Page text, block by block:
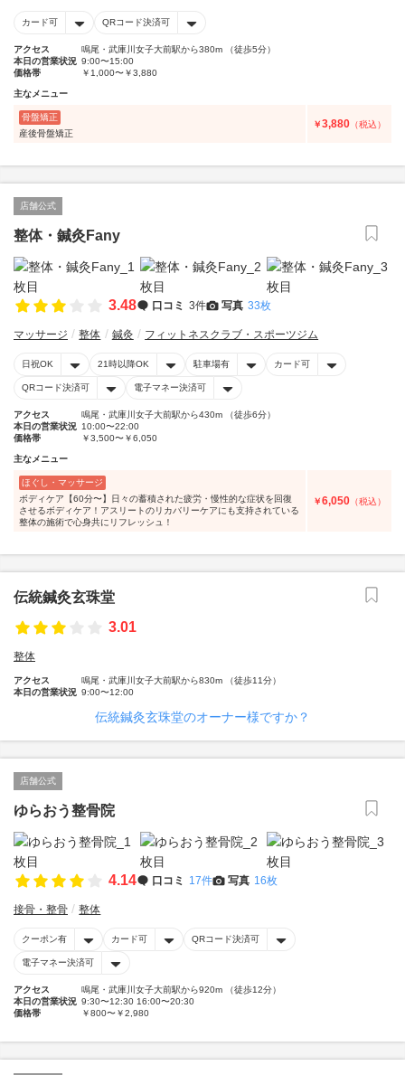
カード可 QRコード決済可
アクセス
鳴尾・武庫川女子大前駅から380m （徒歩5分）
本日の営業状況 9:00〜15:00
価格帯
￥1,000〜￥3,880
主なメニュー
骨盤矯正
産後骨盤矯正
￥3,880 （税込）
店舗公式
整体・鍼灸Fany
3.48 口コミ 3件 写真 33枚
マッサージ 整体 鍼灸 フィットネスクラブ・スポーツジム
日祝OK 21時以降OK 駐車場有 カード可
QRコード決済可 電子マネー決済可
アクセス
鳴尾・武庫川女子大前駅から430m （徒歩6分）
本日の営業状況 10:00〜22:00
価格帯
￥3,500〜￥6,050
主なメニュー
ほぐし・マッサージ
ボディケア【60分〜】日々の蓄積された疲労・慢性的な症状を回復
させるボディケア！アスリートのリカバリーケアにも支持されている
整体の施術で心身共にリフレッシュ！
￥6,050 （税込）
伝統鍼灸玄珠堂
3.01
整体
アクセス
鳴尾・武庫川女子大前駅から830m （徒歩11分）
本日の営業状況 9:00〜12:00
伝統鍼灸玄珠堂のオーナー様ですか？
店舗公式
ゆらおう整骨院
4.14 口コミ 17件 写真 16枚
接骨・整骨 整体
クーポン有 カード可 QRコード決済可
電子マネー決済可
アクセス
鳴尾・武庫川女子大前駅から920m （徒歩12分）
本日の営業状況 9:30〜12:30 16:00〜20:30
価格帯
￥800〜￥2,980